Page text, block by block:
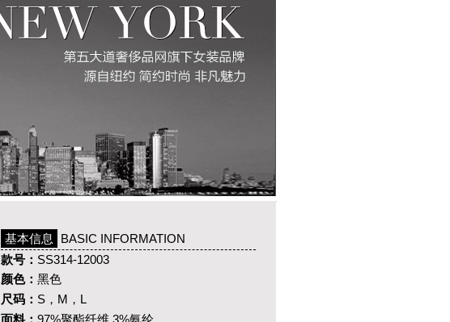
基本信息
BASIC INFORMATION
款号： SS314-12003
颜色： 黑色
尺码： S，M，L
面料： 97%聚酯纤维 3%氨纶